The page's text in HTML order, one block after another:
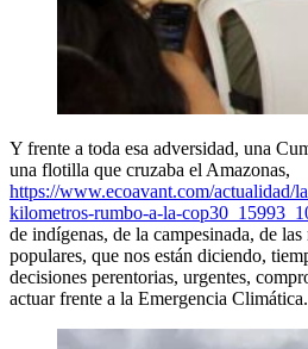
Y frente a toda esa adversidad, una
una flotilla que cruzaba el Amazonas,
https://www.ecoavant.com/actualidad/
kilometros-rumbo-a-la-
de indígenas, de la campesinada, de
populares, que nos están diciendo,
decisiones perentorias, urgentes,
actuar frente a la Emergencia Climática.